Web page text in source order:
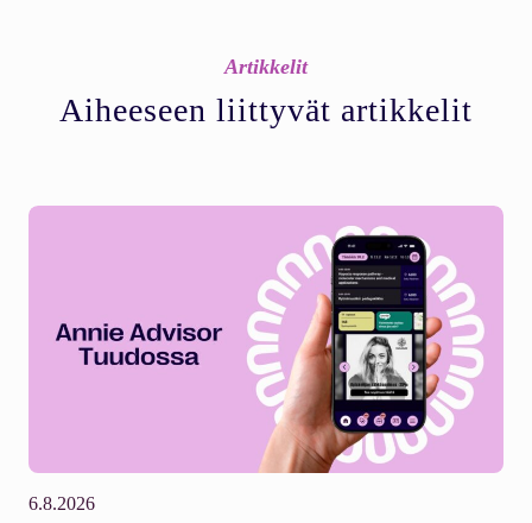
Artikkelit
Aiheeseen liittyvät artikkelit
6.8.2026